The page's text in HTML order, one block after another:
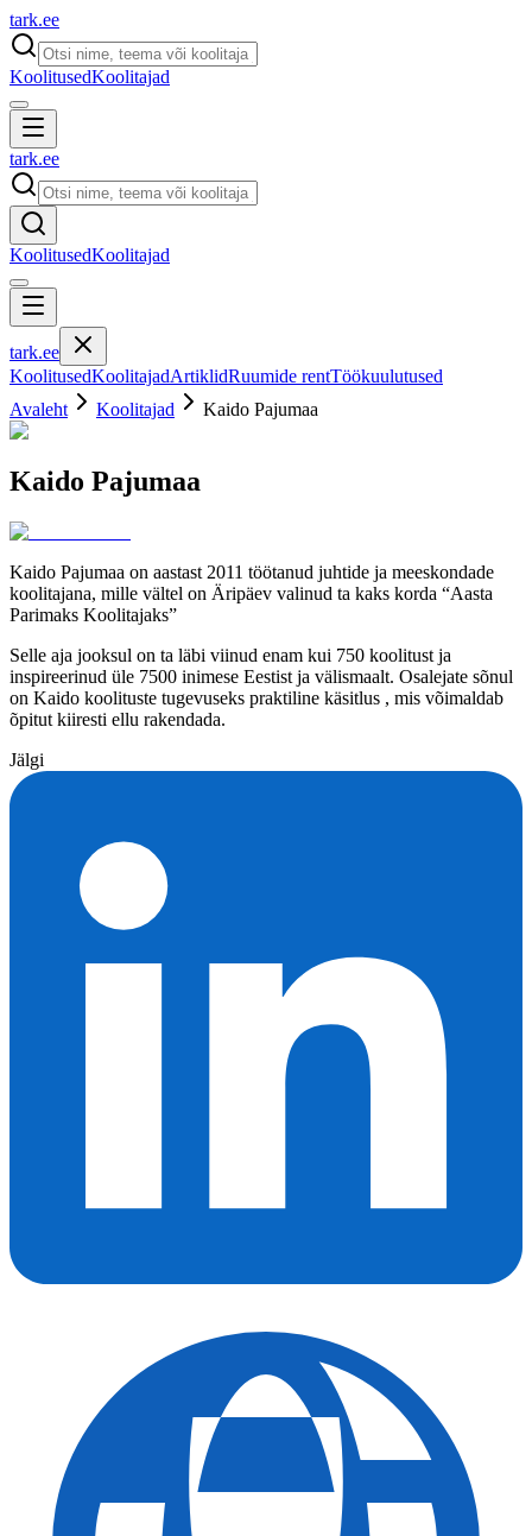
tark.ee
KoolitusedKoolitajad
tark.ee
KoolitusedKoolitajad
tark.ee
KoolitusedKoolitajadArtiklidRuumide rentTöökuulutused
Avaleht
Koolitajad Kaido Pajumaa
Kaido Pajumaa
Kaido Pajumaa on aastast 2011 töötanud juhtide ja meeskondade
koolitajana, mille vältel on Äripäev valinud ta kaks korda “Aasta
Parimaks Koolitajaks”
Selle aja jooksul on ta läbi viinud enam kui 750 koolitust ja
inspireerinud üle 7500 inimese Eestist ja välismaalt. Osalejate sõnul
on Kaido koolituste tugevuseks praktiline käsitlus , mis võimaldab
õpitut kiiresti ellu rakendada.
Jälgi